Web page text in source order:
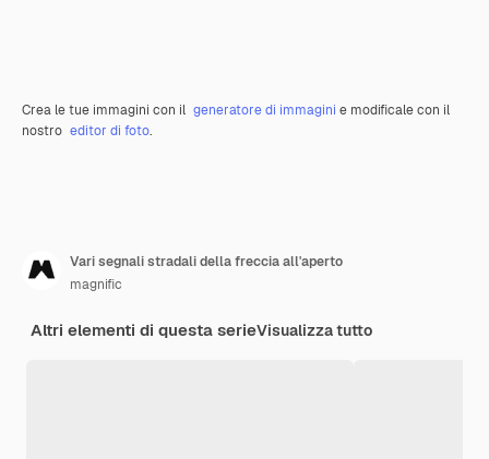
Crea le tue immagini con il generatore di immagini e modificale con il
nostro editor di foto.
Vari segnali stradali della freccia all'aperto
magnific
Altri elementi di questa serieVisualizza tutto